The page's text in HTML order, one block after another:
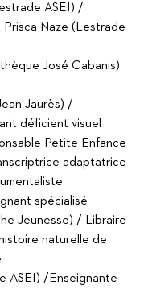
ASEI) /
Naze (Lestrade
José Cabanis)
Jaurès) /
déficient visuel
Petite Enfance
adaptatrice
spécialisé
Jeunesse) / Libraire
naturelle de
ASEI) /Enseignante